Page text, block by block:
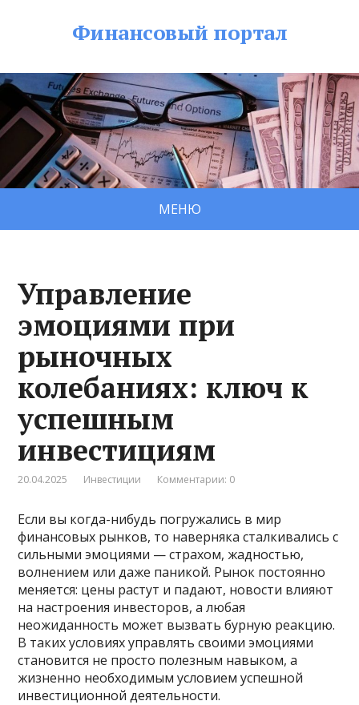
Финансовый портал
МЕНЮ
Управление
эмоциями при
рыночных
колебаниях: ключ к
успешным
инвестициям
20.04.2025 Инвестиции Комментарии: 0
Если вы когда-нибудь погружались в мир
финансовых рынков, то наверняка сталкивались с
сильными эмоциями — страхом, жадностью,
волнением или даже паникой. Рынок постоянно
меняется: цены растут и падают, новости влияют
на настроения инвесторов, а любая
неожиданность может вызвать бурную реакцию.
В таких условиях управлять своими эмоциями
становится не просто полезным навыком, а
жизненно необходимым условием успешной
инвестиционной деятельности.